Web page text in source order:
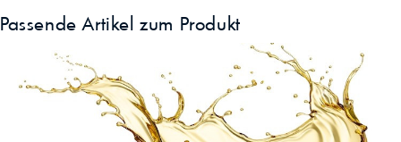
Passende Artikel zum Produkt